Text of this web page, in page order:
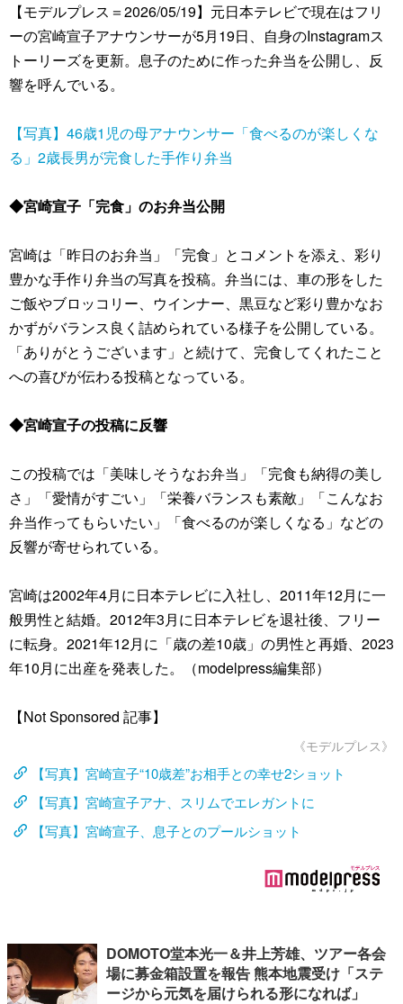
【モデルプレス＝2026/05/19】元日本テレビで現在はフリ
ーの宮崎宣子アナウンサーが5月19日、自身のInstagramス
トーリーズを更新。息子のために作った弁当を公開し、反
響を呼んでいる。
【写真】46歳1児の母アナウンサー「食べるのが楽しくな
る」2歳長男が完食した手作り弁当
◆宮崎宣子「完食」のお弁当公開
宮崎は「昨日のお弁当」「完食」とコメントを添え、彩り
豊かな手作り弁当の写真を投稿。弁当には、車の形をした
ご飯やブロッコリー、ウインナー、黒豆など彩り豊かなお
かずがバランス良く詰められている様子を公開している。
「ありがとうございます」と続けて、完食してくれたこと
への喜びが伝わる投稿となっている。
◆宮崎宣子の投稿に反響
この投稿では「美味しそうなお弁当」「完食も納得の美し
さ」「愛情がすごい」「栄養バランスも素敵」「こんなお
弁当作ってもらいたい」「食べるのが楽しくなる」などの
反響が寄せられている。
宮崎は2002年4月に日本テレビに入社し、2011年12月に一
般男性と結婚。2012年3月に日本テレビを退社後、フリー
に転身。2021年12月に「歳の差10歳」の男性と再婚、2023
年10月に出産を発表した。（modelpress編集部）
【Not Sponsored 記事】
《モデルプレス》
【写真】宮崎宣子“10歳差”お相手との幸せ2ショット
【写真】宮崎宣子アナ、スリムでエレガントに
【写真】宮崎宣子、息子とのプールショット
DOMOTO堂本光一＆井上芳雄、ツアー各会
場に募金箱設置を報告 熊本地震受け「ステ
ージから元気を届けられる形になれば」